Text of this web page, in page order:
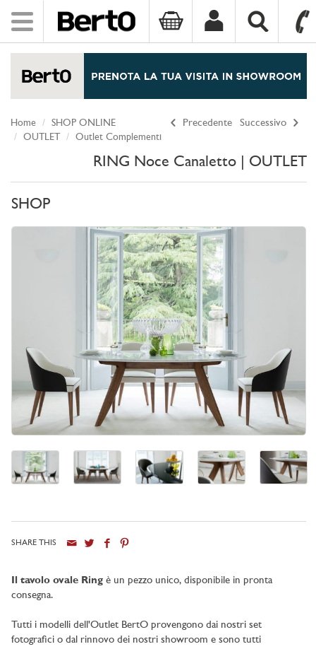
Toggle
navigation
Precedente Successivo
Home
SHOP ONLINE
OUTLET
Outlet Complementi
RING Noce Canaletto | OUTLET
SHOP
SHARE THIS
Il tavolo ovale Ring è un pezzo unico, disponibile in pronta
consegna.
Tutti i modelli dell'Outlet BertO provengono dai nostri set
fotografici o dal rinnovo dei nostri showroom e sono tutti